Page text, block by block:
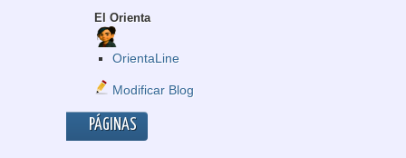
El Orienta
OrientaLine
Modificar Blog
PÁGINAS